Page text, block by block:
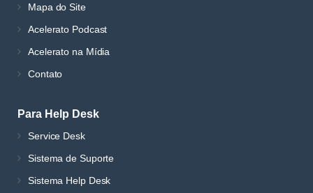
Mapa do Site
Acelerato Podcast
Acelerato na Mídia
Contato
Para Help Desk
Service Desk
Sistema de Suporte
Sistema Help Desk